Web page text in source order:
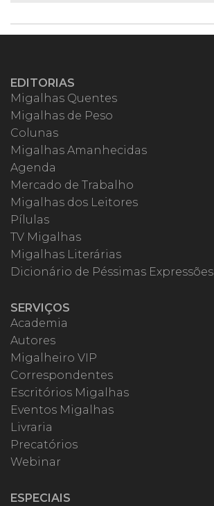
EDITORIAS
Migalhas Quentes
Migalhas de Peso
Colunas
Migalhas Amanhecidas
Agenda
Mercado de Trabalho
Migalhas dos Leitores
Pílulas
TV Migalhas
Migalhas Literárias
Dicionário de Péssimas Expressões
SERVIÇOS
Academia
Autores
Migalheiro VIP
Correspondentes
Escritórios Migalhas
Eventos Migalhas
Livraria
Precatórios
Webinar
ESPECIAIS